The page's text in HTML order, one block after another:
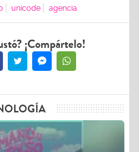
unicode agencia
¡Compártelo!